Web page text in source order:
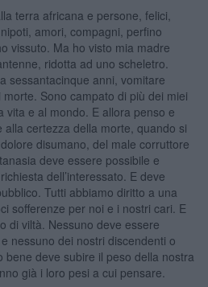
terra africana e persone, felici,
amori, compagni, perfino
vissuto. Ma ho visto mia madre
ridotta ad uno scheletro.
sessantacinque anni, vomitare
Sono campato di più dei miei
vita e al mondo. E allora penso e
alla certezza della morte, quando si
disumano, del male corruttore
deve essere possibile e
dell’interessato. E deve
Tutti abbiamo diritto a una
sofferenze per noi e i nostri cari. E
di viltà. Nessuno deve essere
nessuno dei nostri discendenti o
bene deve subire il peso della nostra
già i loro pesi a cui pensare.